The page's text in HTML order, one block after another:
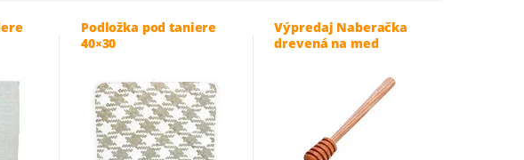
Podložka pod taniere
40×30
Výpredaj Naberačka
drevená na med